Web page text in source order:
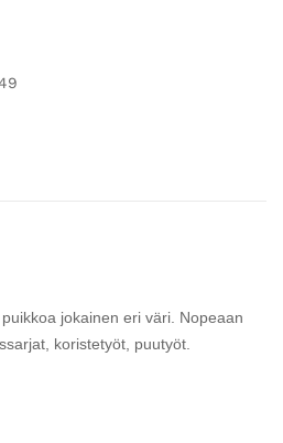
puikkoa jokainen eri väri. Nopeaan
koristetyöt, puutyöt.